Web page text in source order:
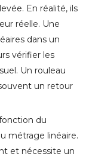
En réalité, ils
réelle. Une
dans un
vérifier les
Un rouleau
un retour
du
métrage linéaire.
et nécessite un